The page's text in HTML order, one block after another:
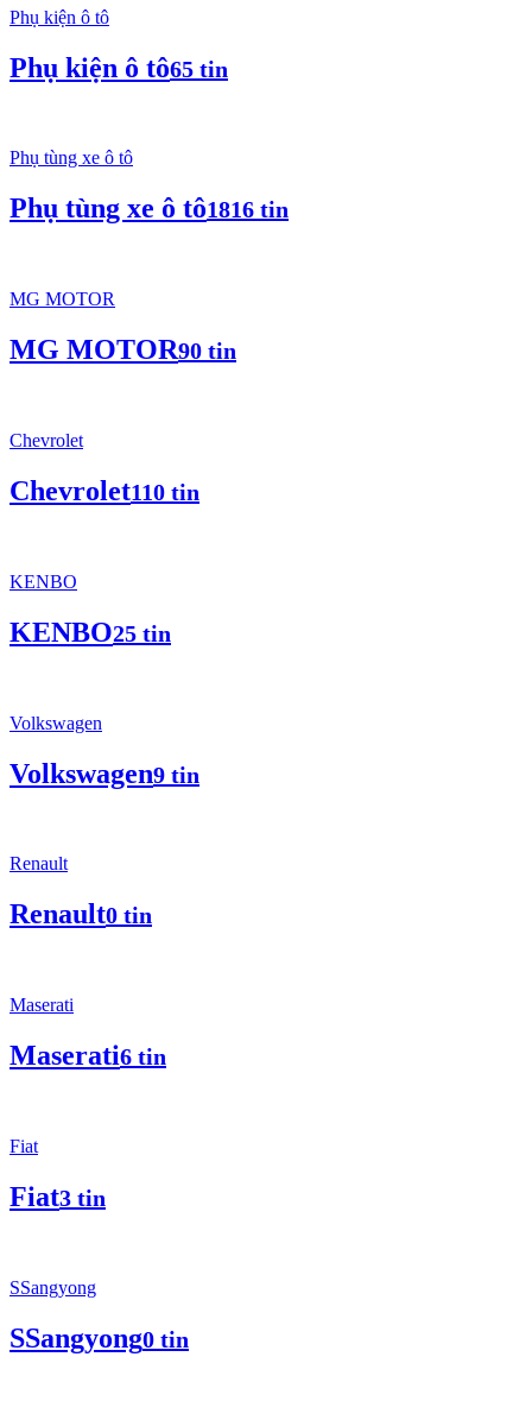
Phụ kiện ô tô
Phụ kiện ô tô65 tin
Phụ tùng xe ô tô
Phụ tùng xe ô tô1816 tin
MG MOTOR
MG MOTOR90 tin
Chevrolet
Chevrolet110 tin
KENBO
KENBO25 tin
Volkswagen
Volkswagen9 tin
Renault
Renault0 tin
Maserati
Maserati6 tin
Fiat
Fiat3 tin
SSangyong
SSangyong0 tin